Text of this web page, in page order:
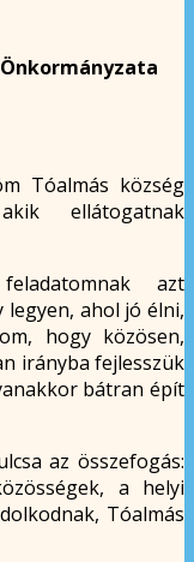
Tóalmás község
ellátogatnak
azt
ahol jó élni,
hogy közösen,
irányba fejlesszük
bátran épít
az összefogás:
a helyi
Tóalmás